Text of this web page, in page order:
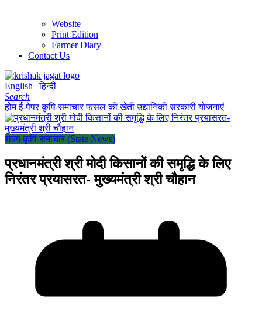
Website
Print Edition
Farmer Diary
Contact Us
English | हिन्दी
Search
होमई-पेपरकृषि समाचारफसल की खेतीउद्यानिकीसरकारी योजनाएं
राज्य कृषि समाचार (State News)
प्रधानमंत्री श्री मोदी किसानों की समृद्धि के लिए
निरंतर प्रयासरत- मुख्यमंत्री श्री चौहान